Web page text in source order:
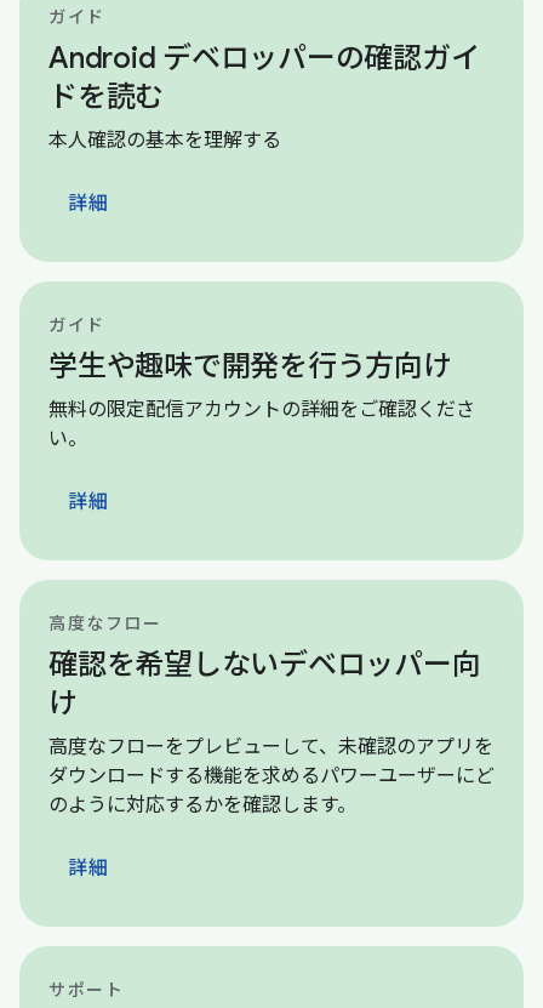
ガイド
Android デベロッパーの確認ガイ
ドを読む
本人確認の基本を理解する
詳細
ガイド
学生や趣味で開発を行う方向け
無料の限定配信アカウントの詳細をご確認くださ
い。
詳細
高度なフロー
確認を希望しないデベロッパー向
け
高度なフローをプレビューして、未確認のアプリを
ダウンロードする機能を求めるパワーユーザーにど
のように対応するかを確認します。
詳細
サポート